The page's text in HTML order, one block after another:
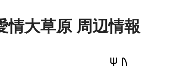
情大草原 周辺情報